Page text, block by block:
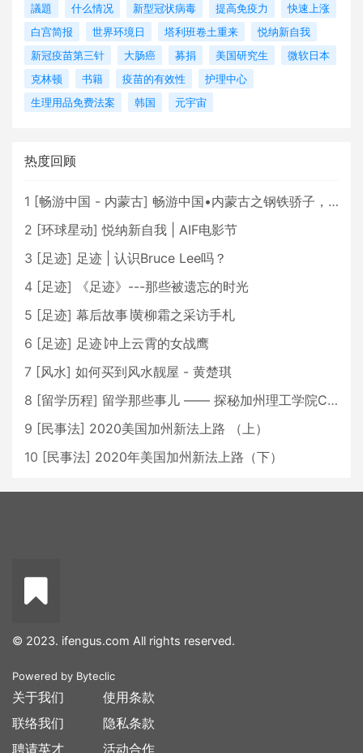
議題
什么情况 新型冠状病毒 提高免疫力
快速上涨
白宫简报
世界环境日 塔利班卷土重来
悦纳新自我
新冠疫苗第三针
大肠癌 募捐 美国研究生
微软日本
克林顿
书籍 疫苗的有效性
护理中心
生理用品免费法案
韩国 元宇宙
热度回顾
1 [畅游中国 - 内蒙古] 畅游中国•内蒙古之钢铁骄子，魅力包头
2 [环球星动] 悦纳新自我 | AIF电影节
3 [足迹] 足迹 | 认识Bruce Lee吗？
4 [足迹]
《足迹》---那些被遗忘的时光
5 [足迹] 幕后故事∣黄柳霜之采访手札
6 [足迹] 足迹∣冲上云霄的女战鹰
7 [风水] 如何买到风水靓屋 - 黄楚琪
8 [留学历程] 留学那些事儿 —— 探秘加州理工学院Caltech博士生活 [上集]
9 [民事法] 2020美国加州新法上路 （上）
10 [民事法] 2020年美国加州新法上路（下）
© 2023. ifengus.com All rights reserved.
Powered by Byteclic
关于我们
联络我们
聘请英才
使用条款
隐私条款
活动合作